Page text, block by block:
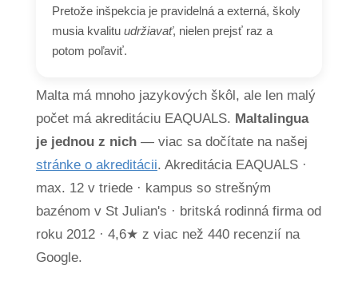
Pretože inšpekcia je pravidelná a externá, školy
musia kvalitu udržiavať, nielen prejsť raz a
potom poľaviť.
Malta má mnoho jazykových škôl, ale len malý
počet má akreditáciu EAQUALS. Maltalingua
je jednou z nich — viac sa dočítate na našej
stránke o akreditácii. Akreditácia EAQUALS ·
max. 12 v triede · kampus so strešným
bazénom v St Julian's · britská rodinná firma od
roku 2012 · 4,6★ z viac než 440 recenzií na
Google.